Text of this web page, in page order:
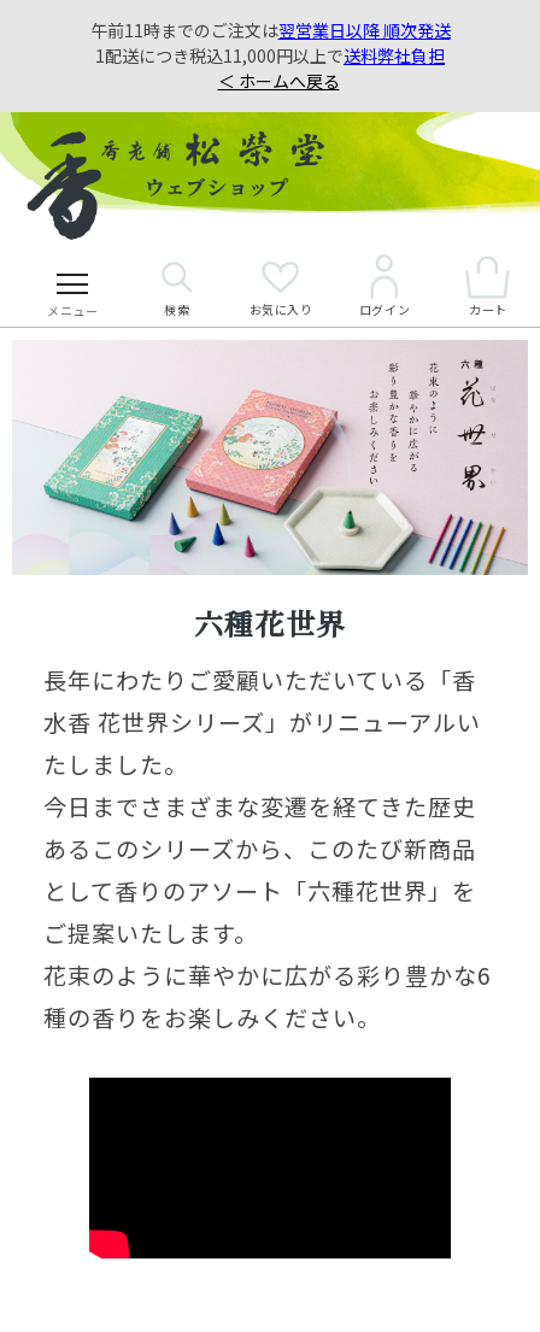
午前11時までのご注文は翌営業日以降 順次発送
1配送につき税込11,000円以上で送料弊社負担
＜ ホームへ戻る
メニュー 検索 お気に入り ログイン カート
六種花世界
長年にわたりご愛顧いただいている「香
水香 花世界シリーズ」がリニューアルい
たしました。
今日までさまざまな変遷を経てきた歴史
あるこのシリーズから、このたび新商品
として香りのアソート「六種花世界」を
ご提案いたします。
花束のように華やかに広がる彩り豊かな6
種の香りをお楽しみください。